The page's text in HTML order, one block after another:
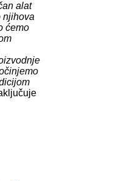
alat
njihova
ćemo